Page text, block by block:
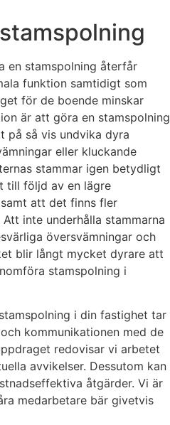
en stamspolning återfår
funktion samtidigt som
för de boende minskar
är att göra en stamspolning
på så vis undvika dyra
eller kluckande
stammar igen betydligt
till följd av en lägre
att det finns fler
inte underhålla stammarna
översvämningar och
blir långt mycket dyrare att
stamspolning i
i din fastighet tar
kommunikationen med de
redovisar vi arbetet
avvikelser. Dessutom kan
åtgärder. Vi är
medarbetare bär givetvis